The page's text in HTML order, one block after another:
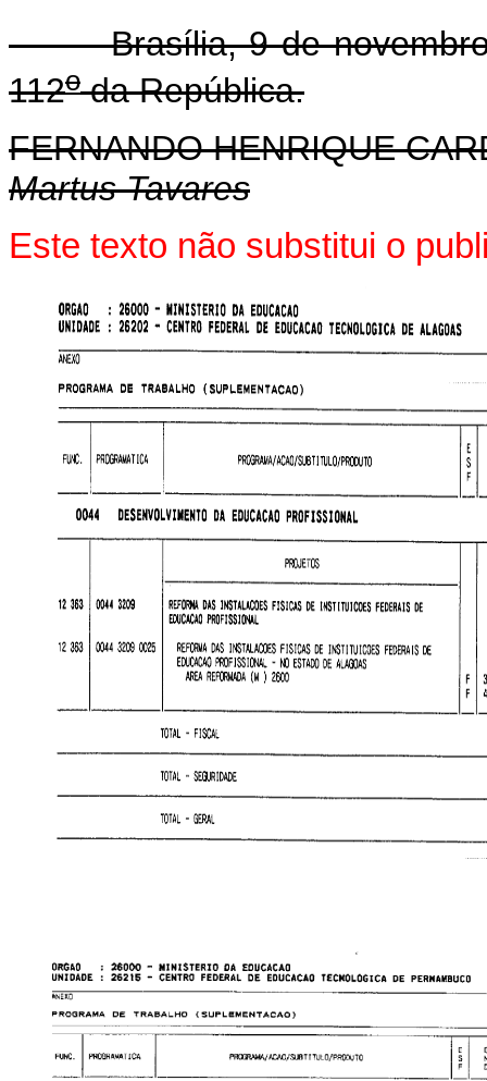
Brasília, 9 de novembro
112oda República.
FERNANDO HENRIQUE
Martus Tavares
Este texto não substitui o